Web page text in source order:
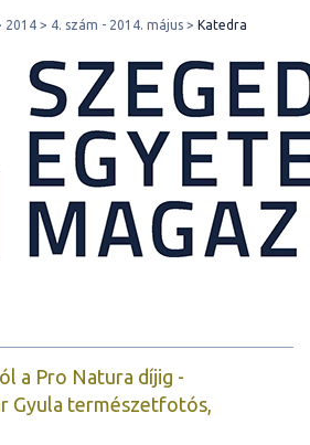
2014 4. szám - 2014. május Katedra
a Pro Natura díjig -
Gyula természetfotós,